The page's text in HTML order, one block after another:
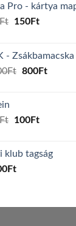
Pro - kártya
Ft
Original
160Ft.
150FtCurrent
150Ft.
- Zsákbamacska
Ft Original
800FtCurrent
Ft
Original
600Ft.
100FtCurrent
100Ft.
klub tagság
Ft